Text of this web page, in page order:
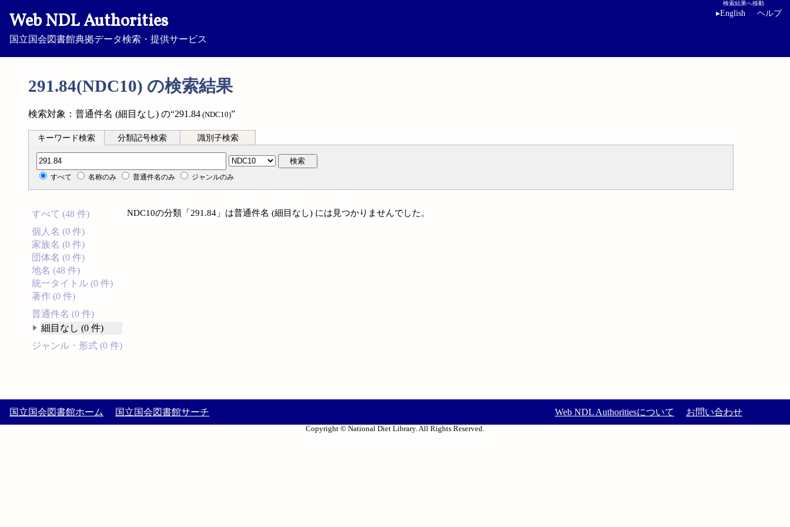
Web NDL Authorities
国立国会図書館典拠データ検索・提供サービス
検索結果へ移動
▸English ヘルプ
291.84(NDC10) の検索結果
検索対象：普通件名 (細目なし) の“291.84 (NDC10)”
キーワード検索 分類記号検索 識別子検索
分類記号検索 検索
すべて 名称のみ 普通件名のみ ジャンルのみ
すべて (48 件)
個人名 (0 件)
家族名 (0 件)
団体名 (0 件)
地名 (48 件)
統一タイトル (0 件)
著作 (0 件)
普通件名 (0 件)
細目なし (0 件)
ジャンル・形式 (0 件)
NDC10の分類「291.84」は普通件名 (細目なし) には見つかりませんでした。
国立国会図書館ホーム 国立国会図書館サーチ Web NDL Authoritiesについて お問い合わせ
Copyright © National Diet Library. All Rights Reserved.